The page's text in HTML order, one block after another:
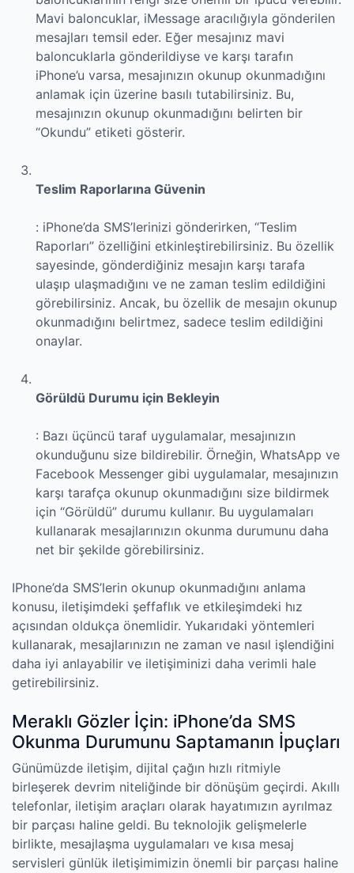
Mavi baloncuklar, iMessage aracılığıyla gönderilen
mesajları temsil eder. Eğer mesajınız mavi
baloncuklarla gönderildiyse ve karşı tarafın
iPhone’u varsa, mesajınızın okunup okunmadığını
anlamak için üzerine basılı tutabilirsiniz. Bu,
mesajınızın okunup okunmadığını belirten bir
“Okundu” etiketi gösterir.
Teslim Raporlarına Güvenin
: iPhone’da SMS’lerinizi gönderirken, “Teslim
Raporları” özelliğini etkinleştirebilirsiniz. Bu özellik
sayesinde, gönderdiğiniz mesajın karşı tarafa
ulaşıp ulaşmadığını ve ne zaman teslim edildiğini
görebilirsiniz. Ancak, bu özellik de mesajın okunup
okunmadığını belirtmez, sadece teslim edildiğini
onaylar.
Görüldü Durumu için Bekleyin
: Bazı üçüncü taraf uygulamalar, mesajınızın
okunduğunu size bildirebilir. Örneğin, WhatsApp ve
Facebook Messenger gibi uygulamalar, mesajınızın
karşı tarafça okunup okunmadığını size bildirmek
için “Görüldü” durumu kullanır. Bu uygulamaları
kullanarak mesajlarınızın okunma durumunu daha
net bir şekilde görebilirsiniz.
IPhone’da SMS’lerin okunup okunmadığını anlama
konusu, iletişimdeki şeffaflık ve etkileşimdeki hız
açısından oldukça önemlidir. Yukarıdaki yöntemleri
kullanarak, mesajlarınızın ne zaman ve nasıl işlendiğini
daha iyi anlayabilir ve iletişiminizi daha verimli hale
getirebilirsiniz.
Meraklı Gözler İçin: iPhone’da SMS
Okunma Durumunu Saptamanın İpuçları
Günümüzde iletişim, dijital çağın hızlı ritmiyle
birleşerek devrim niteliğinde bir dönüşüm geçirdi. Akıllı
telefonlar, iletişim araçları olarak hayatımızın ayrılmaz
bir parçası haline geldi. Bu teknolojik gelişmelerle
birlikte, mesajlaşma uygulamaları ve kısa mesaj
servisleri günlük iletişimimizin önemli bir parçası haline